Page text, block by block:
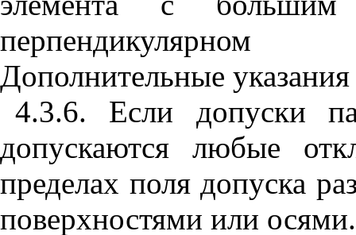
перпендикулярном
Дополнительные
4.3.6. Если допуски
допускаются любые
пределах поля допуска
поверхностями или осями.